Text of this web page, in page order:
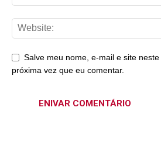
Salve meu nome, e-mail e site
próxima vez que eu comentar.